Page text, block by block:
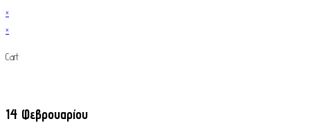
×
×
Cart
14 Φεβρουαρίου